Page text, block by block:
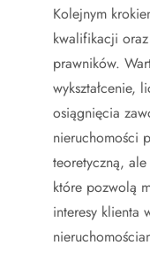
Kolejnym
kwalifikacji
prawników.
wykształcenie,
osiągnięcia
nieruchomości
teoretyczną,
które pozwolą
interesy klienta